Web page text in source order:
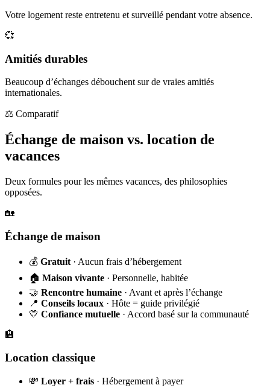
Votre logement reste entretenu et surveillé pendant votre absence.
💞
Amitiés durables
Beaucoup d’échanges débouchent sur de vraies amitiés
internationales.
⚖️ Comparatif
Échange de maison vs. location de
vacances
Deux formules pour les mêmes vacances, des philosophies
opposées.
🏡
Échange de maison
💰 Gratuit · Aucun frais d’hébergement
🏠 Maison vivante · Personnelle, habitée
🤝 Rencontre humaine · Avant et après l’échange
📍 Conseils locaux · Hôte = guide privilégié
💛 Confiance mutuelle · Accord basé sur la communauté
🏨
Location classique
💸 Loyer + frais · Hébergement à payer